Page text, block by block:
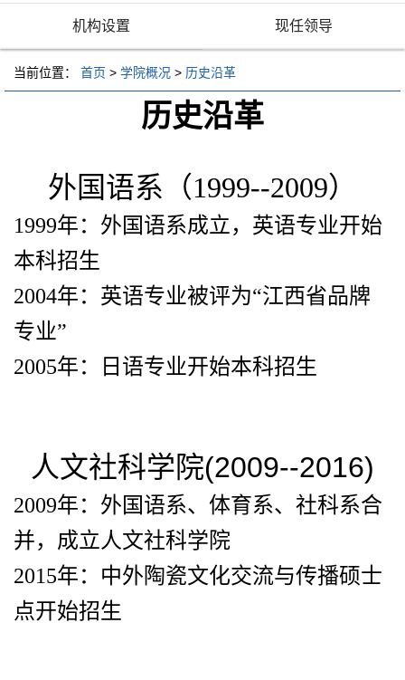
机构设置 现任领导
当前位置： 首页 > 学院概况 > 历史沿革
历史沿革
外国语系（1999--2009）
1999年：外国语系成立，英语专业开始
本科招生
2004年：英语专业被评为“江西省品牌
专业”
2005年：日语专业开始本科招生
人文社科学院(2009--2016)
2009年：外国语系、体育系、社科系合
并，成立人文社科学院
2015年：中外陶瓷文化交流与传播硕士
点开始招生